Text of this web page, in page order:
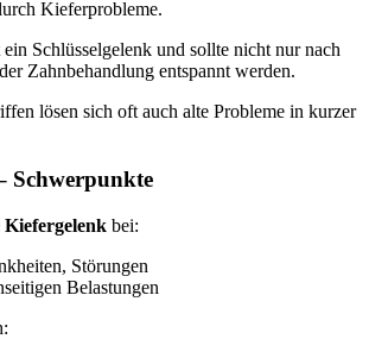
Kieferprobleme.
Schlüsselgelenk und sollte nicht nur nach
Zahnbehandlung entspannt werden.
lösen sich oft auch alte Probleme in kurzer
Schwerpunkte
bei:
Störungen
Belastungen